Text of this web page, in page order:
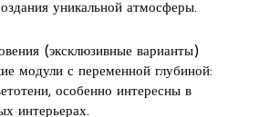
уникальной атмосферы.
(эксклюзивные варианты)
модули с переменной глубиной:
особенно интересны в
интерьерах.